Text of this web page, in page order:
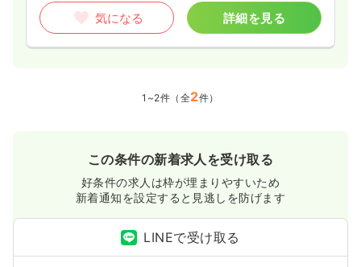
気になる 詳細を見る
1~2件（全2件）
この条件の新着求人を受け取る
好条件の求人は枠が埋まりやすいため
新着通知を設定すると見逃しを防げます
LINEで受け取る